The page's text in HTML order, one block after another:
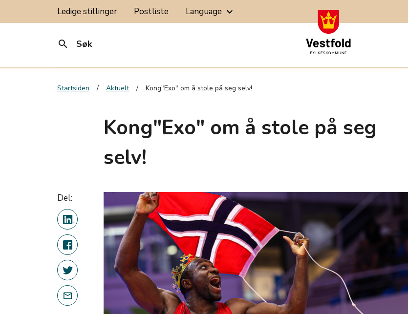
Ledige stillinger Postliste Language keyboard_arrow_down
search Søk
Startsiden Aktuelt Kong"Exo" om å stole på seg selv!
Kong"Exo" om å stole på seg
selv!
Del: